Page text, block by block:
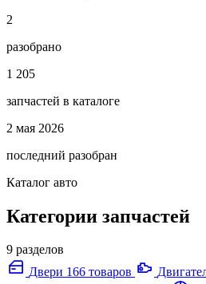
2
разобрано
1 205
запчастей в каталоге
2 мая 2026
последний разобран
Каталог авто
Категории запчастей
9 разделов
Двери 166 товаров